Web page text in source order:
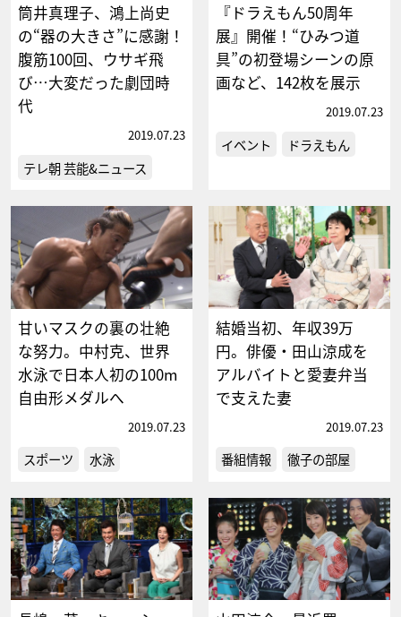
筒井真理子、鴻上尚史
の“器の大きさ”に感謝！
腹筋100回、ウサギ飛
び…大変だった劇団時
代
2019.07.23
テレ朝 芸能&ニュース
『ドラえもん50周年
展』開催！“ひみつ道
具”の初登場シーンの原
画など、142枚を展示
2019.07.23
イベント ドラえもん
甘いマスクの裏の壮絶
な努力。中村克、世界
水泳で日本人初の100m
自由形メダルへ
2019.07.23
スポーツ 水泳
結婚当初、年収39万
円。俳優・田山涼成を
アルバイトと愛妻弁当
で支えた妻
2019.07.23
番組情報 徹子の部屋